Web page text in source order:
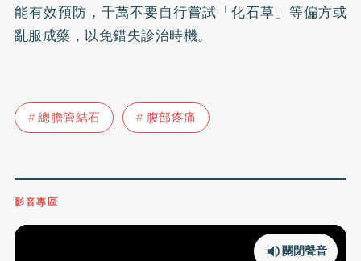
能有效預防，千萬不要自行嘗試「化石草」等偏方或
亂服成藥，以免錯失診治時機。
總膽管結石 腹部疼痛
影音專區
關閉聲音